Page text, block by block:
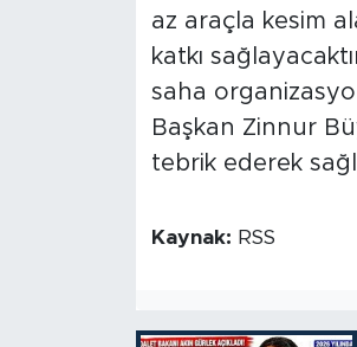
az araçla kesim
katkı
saha
Başkan Zinnur
tebrik ederek
Kaynak: RSS